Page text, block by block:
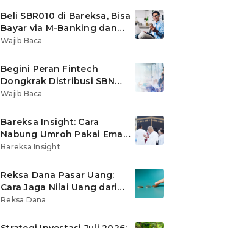
Beli SBR010 di Bareksa, Bisa
Bayar via M-Banking dan
OVO di Tokopedia
Wajib Baca
Begini Peran Fintech
Dongkrak Distribusi SBN
Ritel
Wajib Baca
Bareksa Insight: Cara
Nabung Umroh Pakai Emas
Digital agar Nilainya
Bareksa Insight
Reksa Dana Pasar Uang:
Cara Jaga Nilai Uang dari
Gerusan Inflasi
Reksa Dana